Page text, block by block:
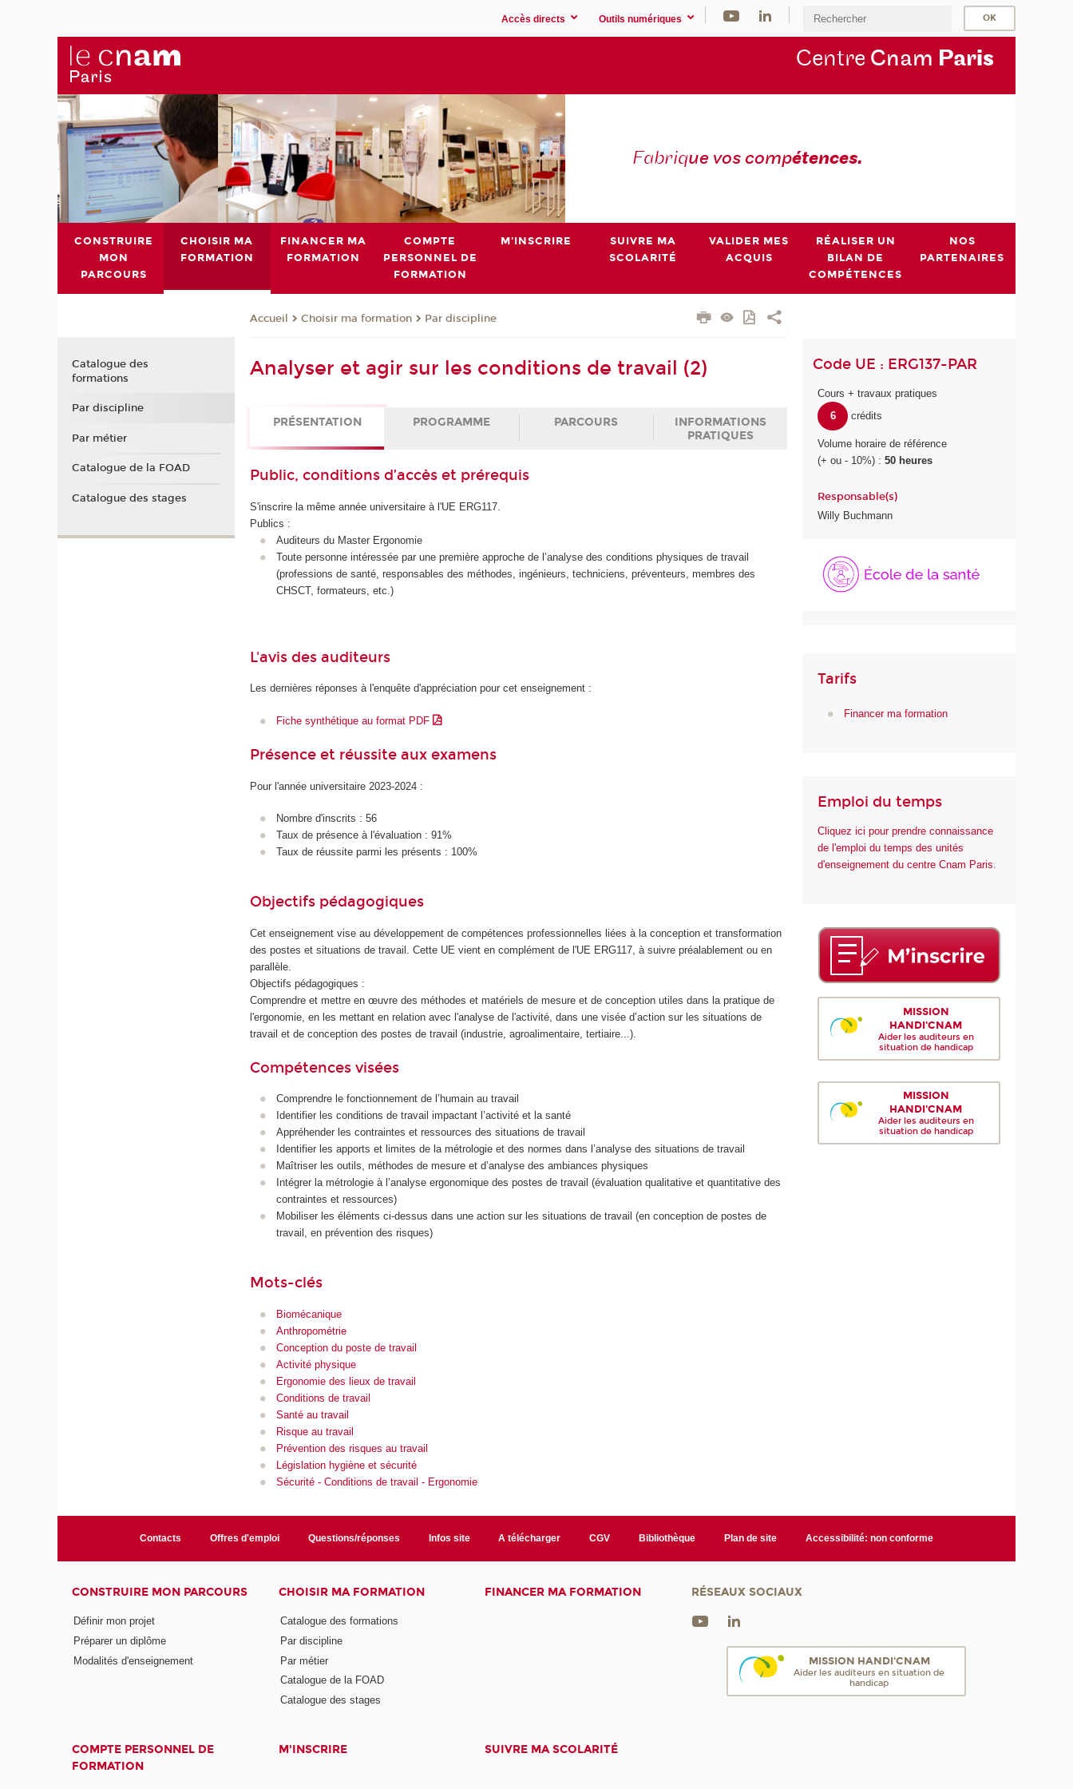
Accès directs Outils numériques
Centre Cnam Paris
Fabrique vos compétences.
CONSTRUIRE
MON
PARCOURS
CHOISIR MA
FORMATION
FINANCER MA
FORMATION
COMPTE
PERSONNEL DE
FORMATION
M'INSCRIRE
SUIVRE MA
SCOLARITÉ
VALIDER MES
ACQUIS
RÉALISER UN
BILAN DE
COMPÉTENCES
NOS
PARTENAIRES
Accueil Choisir ma formation Par discipline
Analyser et agir sur les conditions de travail (2)
PRÉSENTATION PROGRAMME PARCOURS
INFORMATIONS
PRATIQUES
Public, conditions d’accès et prérequis
S'inscrire la même année universitaire à l'UE ERG117.
Publics :
Auditeurs du Master Ergonomie
Toute personne intéressée par une première approche de l’analyse des conditions physiques de travail
(professions de santé, responsables des méthodes, ingénieurs, techniciens, préventeurs, membres des
CHSCT, formateurs, etc.)
L'avis des auditeurs
Les dernières réponses à l'enquête d'appréciation pour cet enseignement :
Fiche synthétique au format PDF
Présence et réussite aux examens
Pour l'année universitaire 2023-2024 :
Nombre d'inscrits : 56
Taux de présence à l'évaluation : 91%
Taux de réussite parmi les présents : 100%
Objectifs pédagogiques
Cet enseignement vise au développement de compétences professionnelles liées à la conception et transformation
des postes et situations de travail. Cette UE vient en complément de l'UE ERG117, à suivre préalablement ou en
parallèle.
Objectifs pédagogiques :
Comprendre et mettre en œuvre des méthodes et matériels de mesure et de conception utiles dans la pratique de
l'ergonomie, en les mettant en relation avec l'analyse de l'activité, dans une visée d’action sur les situations de
travail et de conception des postes de travail (industrie, agroalimentaire, tertiaire...).
Compétences visées
Comprendre le fonctionnement de l’humain au travail
Identifier les conditions de travail impactant l’activité et la santé
Appréhender les contraintes et ressources des situations de travail
Identifier les apports et limites de la métrologie et des normes dans l’analyse des situations de travail
Maîtriser les outils, méthodes de mesure et d’analyse des ambiances physiques
Intégrer la métrologie à l’analyse ergonomique des postes de travail (évaluation qualitative et quantitative des
contraintes et ressources)
Mobiliser les éléments ci-dessus dans une action sur les situations de travail (en conception de postes de
travail, en prévention des risques)
Mots-clés
Biomécanique
Anthropométrie
Conception du poste de travail
Activité physique
Ergonomie des lieux de travail
Conditions de travail
Santé au travail
Risque au travail
Prévention des risques au travail
Législation hygiène et sécurité
Sécurité - Conditions de travail - Ergonomie
Code UE : ERG137-PAR
Cours + travaux pratiques
6
crédits
Volume horaire de référence
(+ ou - 10%) :50 heures
Responsable(s)
Willy Buchmann
Tarifs
Financer ma formation
Emploi du temps
Cliquez ici pour prendre connaissance
de l'emploi du temps des unités
d'enseignement du centre Cnam Paris.
MISSION
HANDI'CNAM
Aider les auditeurs en
situation de handicap
MISSION
HANDI'CNAM
Aider les auditeurs en
situation de handicap
Catalogue des
formations
Par discipline
Par métier
Catalogue de la FOAD
Catalogue des stages
Contacts Offres d'emploi Questions/réponses Infos site A télécharger CGV Bibliothèque Plan de site Accessibilité: non conforme
CONSTRUIRE MON PARCOURS
Définir mon projet
Préparer un diplôme
Modalités d'enseignement
CHOISIR MA FORMATION
Catalogue des formations
Par discipline
Par métier
Catalogue de la FOAD
Catalogue des stages
FINANCER MA FORMATION
COMPTE PERSONNEL DE
FORMATION
M'INSCRIRE SUIVRE MA SCOLARITÉ
RÉSEAUX SOCIAUX
MISSION HANDI'CNAM
Aider les auditeurs en situation de
handicap